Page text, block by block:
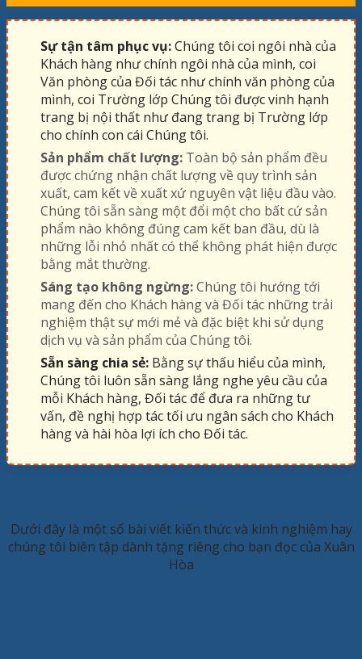
Sự tận tâm phục vụ:Chúng tôi coi ngôi nhà của
Khách hàng như chính ngôi nhà của mình, coi
Văn phòng của Đối tác như chính văn phòng của
mình, coi Trường lớp Chúng tôi được vinh hạnh
trang bị nội thất như đang trang bị Trường lớp
cho chính con cái Chúng tôi.
Sản phẩm chất lượng: Toàn bộ sản phẩm đều
được chứng nhận chất lượng về quy trình sản
xuất, cam kết về xuất xứ nguyên vật liệu đầu vào.
Chúng tôi sẵn sàng một đổi một cho bất cứ sản
phẩm nào không đúng cam kết ban đầu, dù là
những lỗi nhỏ nhất có thể không phát hiện được
bằng mắt thường.
Sáng tạo không ngừng:Chúng tôi hướng tới
mang đến cho Khách hàng và Đối tác những trải
nghiệm thật sự mới mẻ và đặc biệt khi sử dụng
dịch vụ và sản phẩm của Chúng tôi.
Sẵn sàng chia sẻ: Bằng sự thấu hiểu của mình,
Chúng tôi luôn sẵn sàng lắng nghe yêu cầu của
mỗi Khách hàng, Đối tác để đưa ra những tư
vấn, đề nghị hợp tác tối ưu ngân sách cho Khách
hàng và hài hòa lợi ích cho Đối tác.
Dưới đây là một số bài viết kiến thức và kinh nghiệm hay
chúng tôi biên tập dành tặng riêng cho bạn đọc của Xuân
Hòa